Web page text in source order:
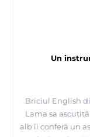
Un
Briciul English
Lama sa
alb îi conferă un